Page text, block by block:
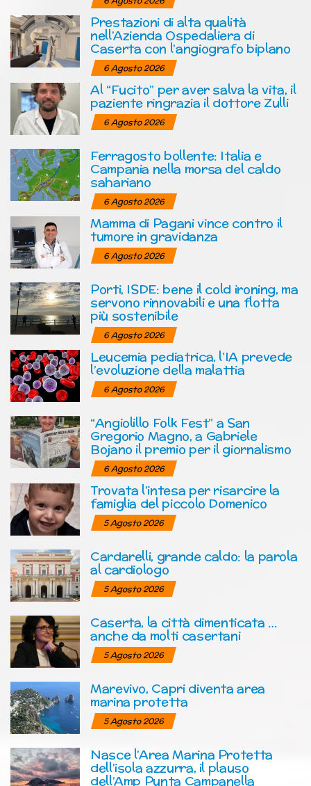
Prestazioni di alta qualità
nell’Azienda Ospedaliera di
Caserta con l’angiografo biplano
6 Agosto 2026
Al “Fucito” per aver salva la vita, il
paziente ringrazia il dottore Zulli
6 Agosto 2026
Ferragosto bollente: Italia e
Campania nella morsa del caldo
sahariano
6 Agosto 2026
Mamma di Pagani vince contro il
tumore in gravidanza
6 Agosto 2026
Porti, ISDE: bene il cold ironing, ma
servono rinnovabili e una flotta
più sostenibile
6 Agosto 2026
Leucemia pediatrica, l’IA prevede
l’evoluzione della malattia
6 Agosto 2026
“Angiolillo Folk Fest” a San
Gregorio Magno, a Gabriele
Bojano il premio per il giornalismo
6 Agosto 2026
Trovata l’intesa per risarcire la
famiglia del piccolo Domenico
5 Agosto 2026
Cardarelli, grande caldo: la parola
al cardiologo
5 Agosto 2026
Caserta, la città dimenticata …
anche da molti casertani
5 Agosto 2026
Marevivo, Capri diventa area
marina protetta
5 Agosto 2026
Nasce l’Area Marina Protetta
dell’isola azzurra, il plauso
dell’Amp Punta Campanella